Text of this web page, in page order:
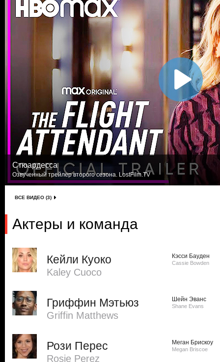
Стюардесса
Озвученный трейлер второго сезона. LostFilm.TV
ВСЕ ВИДЕО (3)
Актеры и команда
Кейли Куоко
Kaley Cuoco
Кэсси Бауден
Cassie Bowden
Гриффин Мэтьюз
Griffin Matthews
Шейн Эванс
Shane Evans
Рози Перес
Rosie Perez
Меган Брискоу
Megan Briscoe